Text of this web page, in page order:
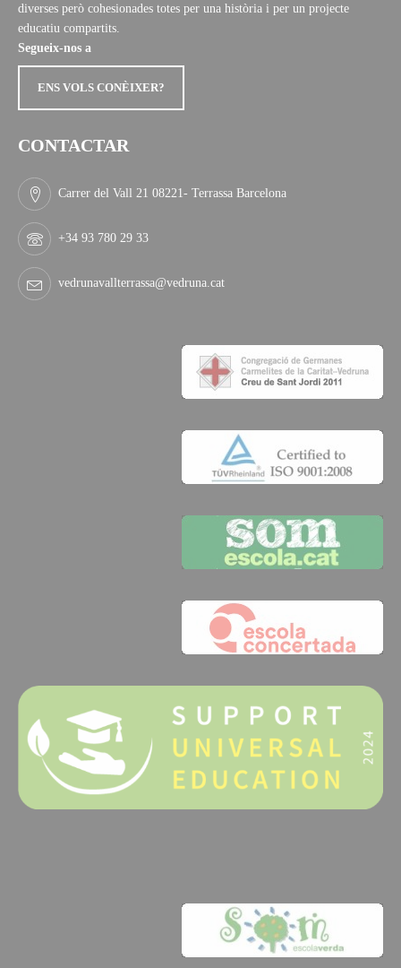
diverses però cohesionades totes per una història i per un projecte
educatiu compartits.
Segueix-nos a
ENS VOLS CONÈIXER?
CONTACTAR
Carrer del Vall 21 08221- Terrassa Barcelona
+34 93 780 29 33
vedrunavallterrassa@vedruna.cat